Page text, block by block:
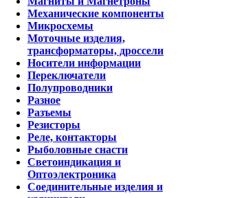
Механические компоненты
Микросхемы
Моточные изделия,
трансформаторы, дроссели
Носители информации
Переключатели
Полупроводники
Разное
Разъемы
Резисторы
Реле, контакторы
Рыболовные снасти
Светоиндикация и
Оптоэлектроника
Соединительные изделия и